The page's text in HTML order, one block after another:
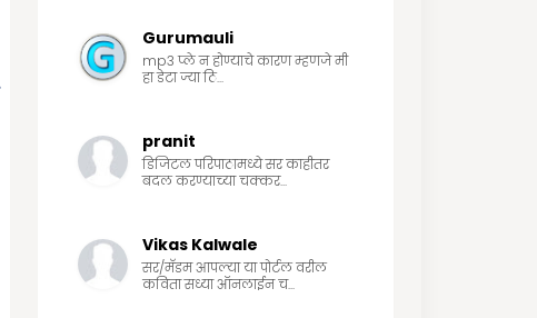
Gurumauli
mp3 प्ले न होण्याचे कारण म्हणजे मी
हा डेटा ज्या ठि...
pranit
डिजिटल परिपाठामध्ये सर काहीतर
बदल करण्याच्या चक्कर...
Vikas Kalwale
सर/मॅडम आपल्या या पोर्टल वरील
कविता सध्या ऑनलाईन च...